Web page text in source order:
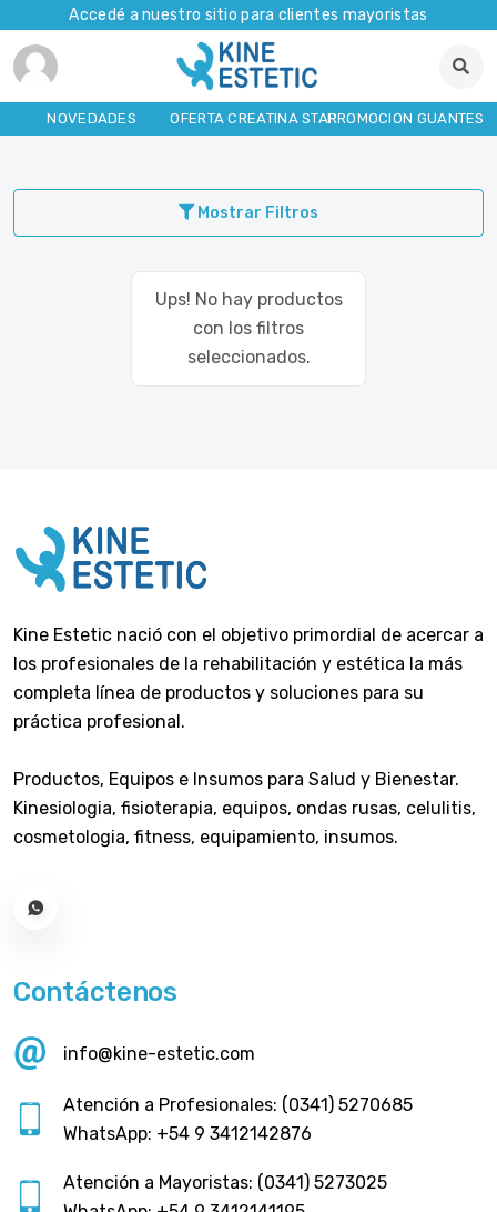
Accedé a nuestro sitio para clientes mayoristas
NOVEDADES OFERTA CREATINA STARPROMOCION GUANTES
Mostrar Filtros
Ups! No hay productos
con los filtros
seleccionados.
Kine Estetic nació con el objetivo primordial de acercar a
los profesionales de la rehabilitación y estética la más
completa línea de productos y soluciones para su
práctica profesional.
Productos, Equipos e Insumos para Salud y Bienestar.
Kinesiologia, fisioterapia, equipos, ondas rusas, celulitis,
cosmetologia, fitness, equipamiento, insumos.
Contáctenos
info@kine-estetic.com
Atención a Profesionales: (0341) 5270685
WhatsApp: +54 9 3412142876
Atención a Mayoristas: (0341) 5273025